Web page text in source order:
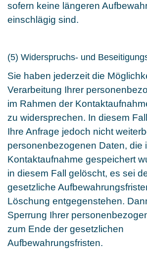
sofern keine längeren
einschlägig sind.
(5) Widerspruchs- und
Sie haben jederzeit die
Verarbeitung Ihrer
im Rahmen der
zu widersprechen. In diesem
Ihre Anfrage jedoch nicht
personenbezogenen Daten, die
Kontaktaufnahme gespeichert
in diesem Fall gelöscht, es sei
gesetzliche
Löschung entgegenstehen.
Sperrung Ihrer
zum Ende der gesetzlichen
Aufbewahrungsfristen.